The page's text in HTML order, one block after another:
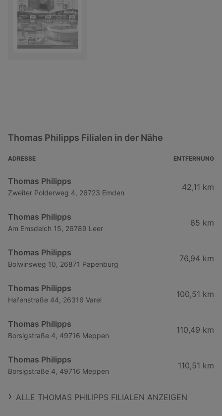
Thomas Philipps Filialen in der Nähe
ADRESSE ENTFERNUNG
Thomas Philipps
Zweiter Polderweg 4, 26723 Emden
42,11 km
Thomas Philipps
Am Emsdeich 15, 26789 Leer
65 km
Thomas Philipps
Bolwinsweg 10, 26871 Papenburg
76,94 km
Thomas Philipps
Hafenstraße 44, 26316 Varel
100,51 km
Thomas Philipps
Borsigstraße 4, 49716 Meppen
110,49 km
Thomas Philipps
Borsigstraße 4, 49716 Meppen
110,51 km
ALLE THOMAS PHILIPPS FILIALEN ANZEIGEN